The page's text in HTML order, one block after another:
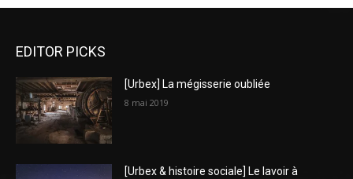
EDITOR PICKS
[Urbex] La mégisserie oubliée
8 mai 2019
[Urbex & histoire sociale] Le lavoir à